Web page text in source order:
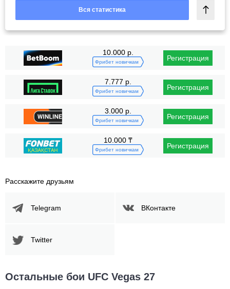
Вся статистика
10.000 р.
Фрибет новичкам Регистрация
7.777 р.
Фрибет новичкам Регистрация
3.000 р.
Фрибет новичкам Регистрация
10.000 ₸
Фрибет новичкам Регистрация
Расскажите друзьям
Telegram ВКонтакте
Twitter
Остальные бои UFC Vegas 27